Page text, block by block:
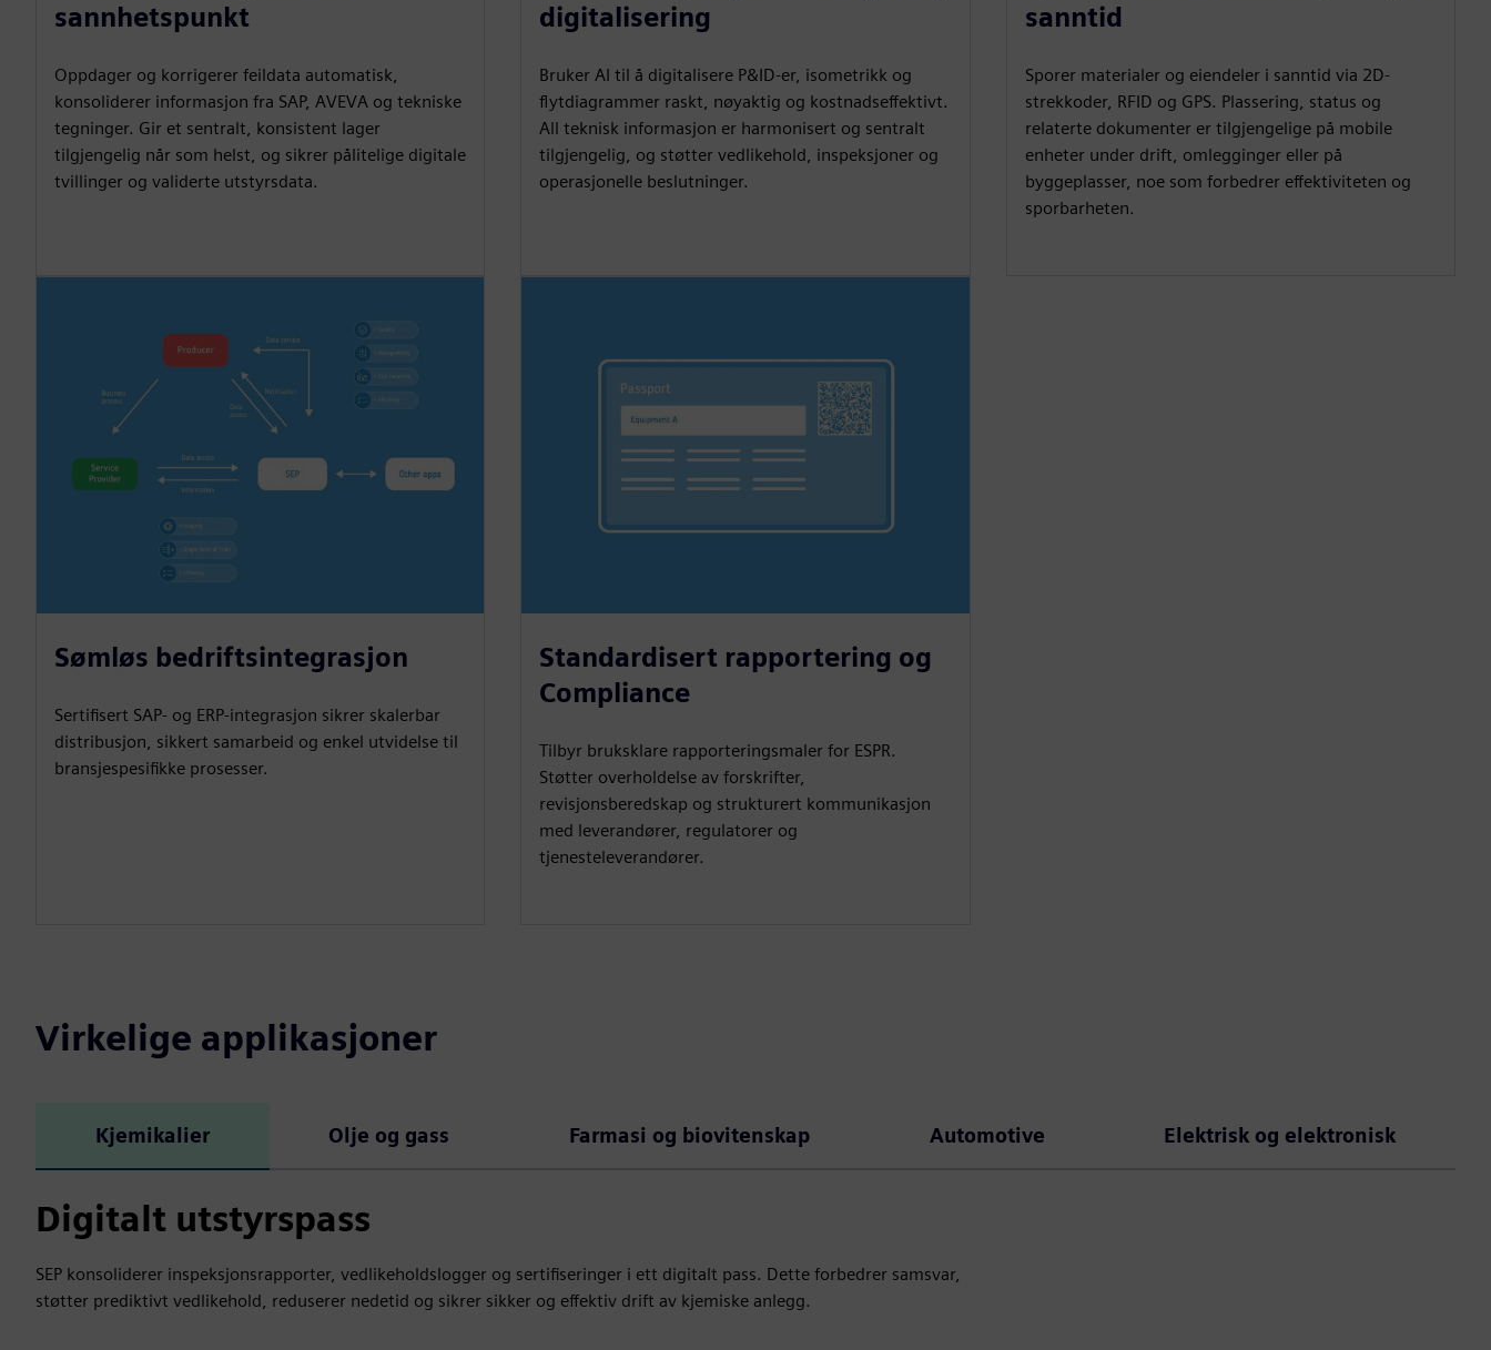
sannhetspunkt
Oppdager og korrigerer feildata automatisk,
konsoliderer informasjon fra SAP, AVEVA og tekniske
tegninger. Gir et sentralt, konsistent lager
tilgjengelig når som helst, og sikrer pålitelige digitale
tvillinger og validerte utstyrsdata.
digitalisering
Bruker AI til å digitalisere P&ID-er, isometrikk og
flytdiagrammer raskt, nøyaktig og kostnadseffektivt.
All teknisk informasjon er harmonisert og sentralt
tilgjengelig, og støtter vedlikehold, inspeksjoner og
operasjonelle beslutninger.
sanntid
Sporer materialer og eiendeler i sanntid via 2D-
strekkoder, RFID og GPS. Plassering, status og
relaterte dokumenter er tilgjengelige på mobile
enheter under drift, omlegginger eller på
byggeplasser, noe som forbedrer effektiviteten og
sporbarheten.
Sømløs bedriftsintegrasjon
Sertifisert SAP- og ERP-integrasjon sikrer skalerbar
distribusjon, sikkert samarbeid og enkel utvidelse til
bransjespesifikke prosesser.
Standardisert rapportering og
Compliance
Tilbyr bruksklare rapporteringsmaler for ESPR.
Støtter overholdelse av forskrifter,
revisjonsberedskap og strukturert kommunikasjon
med leverandører, regulatorer og
tjenesteleverandører.
Virkelige applikasjoner
Kjemikalier Olje og gass Farmasi og biovitenskap Automotive Elektrisk og elektronisk
Digitalt utstyrspass
SEP konsoliderer inspeksjonsrapporter, vedlikeholdslogger og sertifiseringer i ett digitalt pass. Dette forbedrer samsvar,
støtter prediktivt vedlikehold, reduserer nedetid og sikrer sikker og effektiv drift av kjemiske anlegg.